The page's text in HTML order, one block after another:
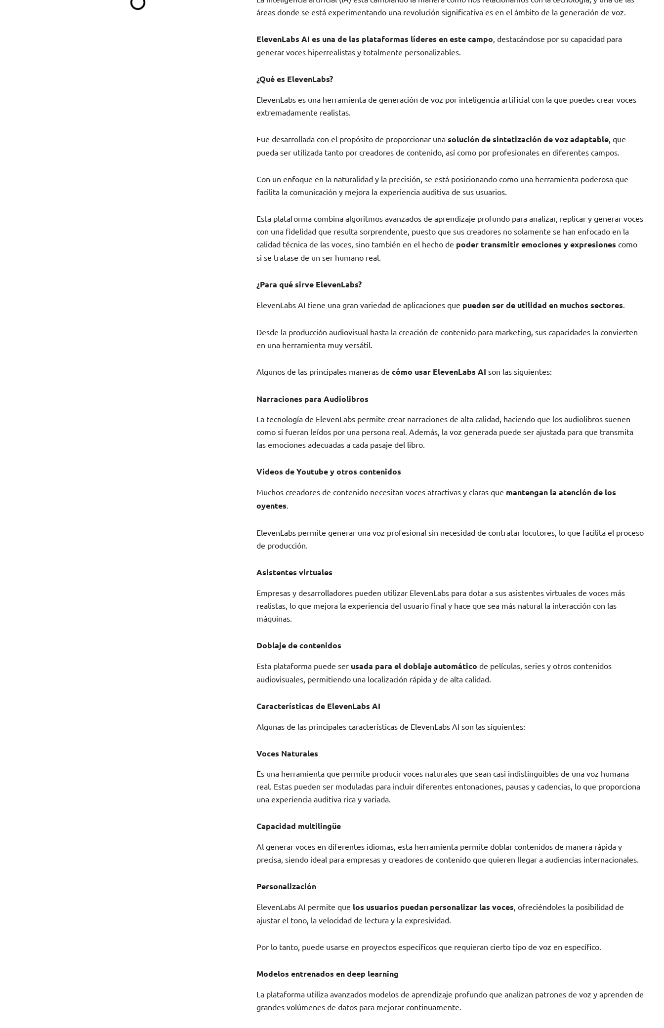
áreas donde se está experimentando una revolución significativa es en el ámbito de la generación de voz.
ElevenLabs AI es una de las plataformas líderes en este campo, destacándose por su capacidad para
generar voces hiperrealistas y totalmente personalizables.
¿Qué es ElevenLabs?
ElevenLabs es una herramienta de generación de voz por inteligencia artificial con la que puedes crear voces
extremadamente realistas.
Fue desarrollada con el propósito de proporcionar una solución de sintetización de voz adaptable, que
pueda ser utilizada tanto por creadores de contenido, así como por profesionales en diferentes campos.
Con un enfoque en la naturalidad y la precisión, se está posicionando como una herramienta poderosa que
facilita la comunicación y mejora la experiencia auditiva de sus usuarios.
Esta plataforma combina algoritmos avanzados de aprendizaje profundo para analizar, replicar y generar voces
con una fidelidad que resulta sorprendente, puesto que sus creadores no solamente se han enfocado en la
calidad técnica de las voces, sino también en el hecho de poder transmitir emociones y expresiones como
si se tratase de un ser humano real.
¿Para qué sirve ElevenLabs?
ElevenLabs AI tiene una gran variedad de aplicaciones que pueden ser de utilidad en muchos sectores
Desde la producción audiovisual hasta la creación de contenido para marketing, sus capacidades la convierten
en una herramienta muy versátil.
Algunos de las principales maneras de cómo usar ElevenLabs AI son las siguientes:
Narraciones para Audiolibros
La tecnología de ElevenLabs permite crear narraciones de alta calidad, haciendo que los audiolibros suenen
como si fueran leídos por una persona real. Además, la voz generada puede ser ajustada para que transmita
las emociones adecuadas a cada pasaje del libro.
Videos de Youtube y otros contenidos
Muchos creadores de contenido necesitan voces atractivas y claras que mantengan la atención de los
oyentes.
ElevenLabs permite generar una voz profesional sin necesidad de contratar locutores, lo que facilita el proceso
de producción.
Asistentes virtuales
Empresas y desarrolladores pueden utilizar ElevenLabs para dotar a sus asistentes virtuales de voces más
realistas, lo que mejora la experiencia del usuario final y hace que sea más natural la interacción con las
máquinas.
Doblaje de contenidos
Esta plataforma puede ser usada para el doblaje automático de películas, series y otros contenidos
audiovisuales, permitiendo una localización rápida y de alta calidad.
Características de ElevenLabs AI
Algunas de las principales características de ElevenLabs AI son las siguientes:
Voces Naturales
Es una herramienta que permite producir voces naturales que sean casi indistinguibles de una voz humana
real. Estas pueden ser moduladas para incluir diferentes entonaciones, pausas y cadencias, lo que proporciona
una experiencia auditiva rica y variada.
Capacidad multilingüe
Al generar voces en diferentes idiomas, esta herramienta permite doblar contenidos de manera rápida y
precisa, siendo ideal para empresas y creadores de contenido que quieren llegar a audiencias internacionales.
Personalización
ElevenLabs AI permite que los usuarios puedan personalizar las voces , ofreciéndoles la posibilidad de
ajustar el tono, la velocidad de lectura y la expresividad.
Por lo tanto, puede usarse en proyectos específicos que requieran cierto tipo de voz en específico.
Modelos entrenados en deep learning
La plataforma utiliza avanzados modelos de aprendizaje profundo que analizan patrones de voz y aprenden de
grandes volúmenes de datos para mejorar continuamente.